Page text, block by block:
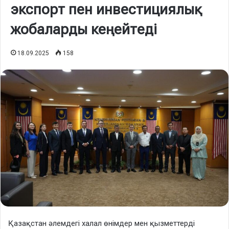
экспорт пен инвестициялық
жобаларды кеңейтеді
18.09.2025 158
Қазақстан әлемдегі халал өнімдер мен қызметтерді